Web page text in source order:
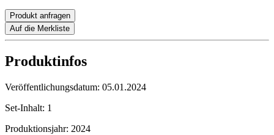
Produkt anfragen
Auf die Merkliste
Produktinfos
Veröffentlichungsdatum: 05.01.2024
Set-Inhalt: 1
Produktionsjahr: 2024